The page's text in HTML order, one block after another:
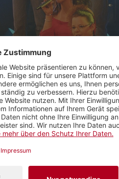
damals nochmals gemeinsam